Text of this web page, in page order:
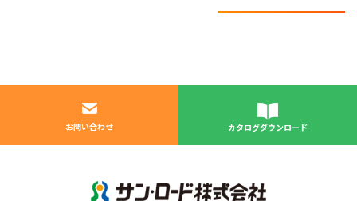
お問い合わせ カタログダウンロード